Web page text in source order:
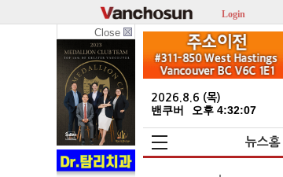
Login
Close
2026.8.6 (목)
밴쿠버 오후 4:32:08
뉴스홈